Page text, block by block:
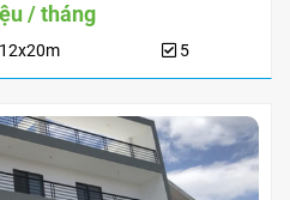
/ tháng
12x20m 5